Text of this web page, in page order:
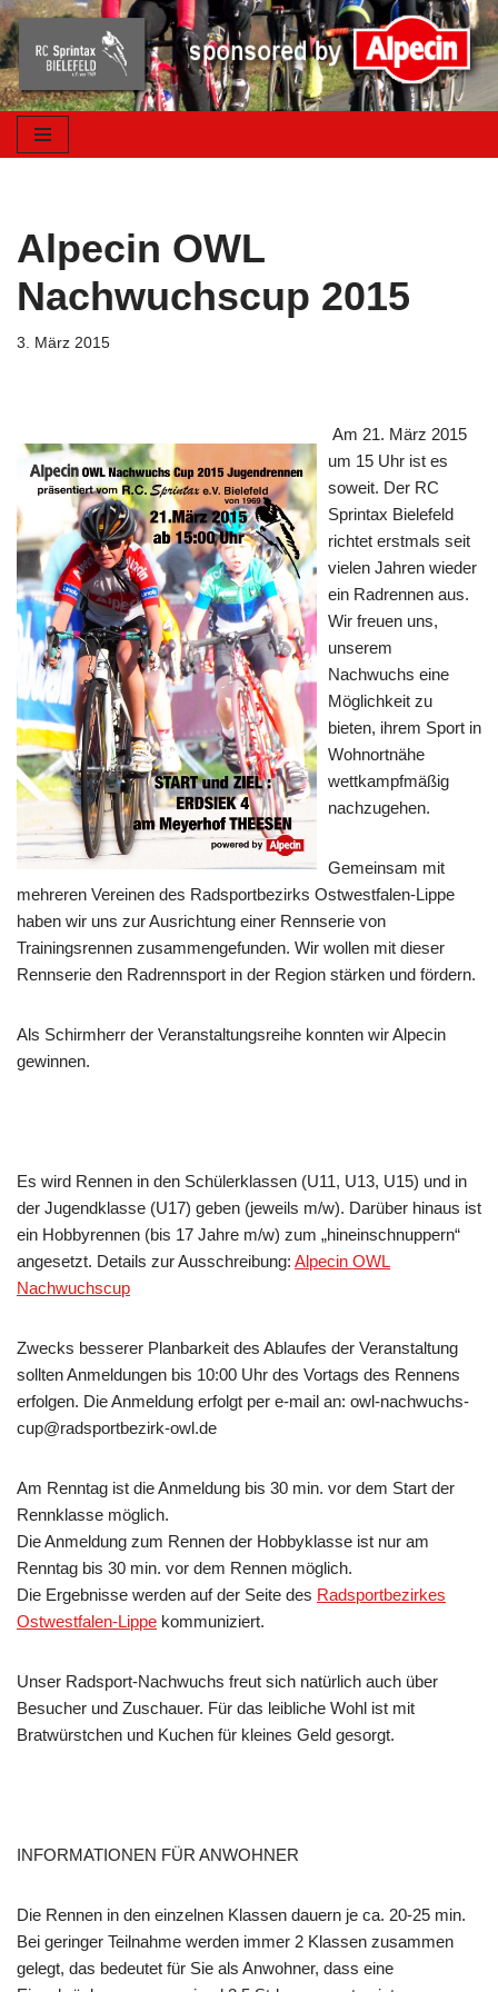
Zum
Inhalt
springen
Alpecin OWL
Nachwuchscup 2015
3. März 2015
Am 21. März 2015
um 15 Uhr ist es
soweit. Der RC
Sprintax Bielefeld
richtet erstmals seit
vielen Jahren wieder
ein Radrennen aus.
Wir freuen uns,
unserem
Nachwuchs eine
Möglichkeit zu
bieten, ihrem Sport in
Wohnortnähe
wettkampfmäßig
nachzugehen.
Gemeinsam mit
mehreren Vereinen des Radsportbezirks Ostwestfalen-Lippe
haben wir uns zur Ausrichtung einer Rennserie von
Trainingsrennen zusammengefunden. Wir wollen mit dieser
Rennserie den Radrennsport in der Region stärken und fördern.
Als Schirmherr der Veranstaltungsreihe konnten wir Alpecin
gewinnen.
Es wird Rennen in den Schülerklassen (U11, U13, U15) und in
der Jugendklasse (U17) geben (jeweils m/w). Darüber hinaus ist
ein Hobbyrennen (bis 17 Jahre m/w) zum „hineinschnuppern“
angesetzt. Details zur Ausschreibung: Alpecin OWL
Nachwuchscup
Zwecks besserer Planbarkeit des Ablaufes der Veranstaltung
sollten Anmeldungen bis 10:00 Uhr des Vortags des Rennens
erfolgen. Die Anmeldung erfolgt per e-mail an: owl-nachwuchs-
cup@radsportbezirk-owl.de
Am Renntag ist die Anmeldung bis 30 min. vor dem Start der
Rennklasse möglich.
Die Anmeldung zum Rennen der Hobbyklasse ist nur am
Renntag bis 30 min. vor dem Rennen möglich.
Die Ergebnisse werden auf der Seite des Radsportbezirkes
Ostwestfalen-Lippe kommuniziert.
Unser Radsport-Nachwuchs freut sich natürlich auch über
Besucher und Zuschauer. Für das leibliche Wohl ist mit
Bratwürstchen und Kuchen für kleines Geld gesorgt.
INFORMATIONEN FÜR ANWOHNER
Die Rennen in den einzelnen Klassen dauern je ca. 20-25 min.
Bei geringer Teilnahme werden immer 2 Klassen zusammen
gelegt, das bedeutet für Sie als Anwohner, dass eine